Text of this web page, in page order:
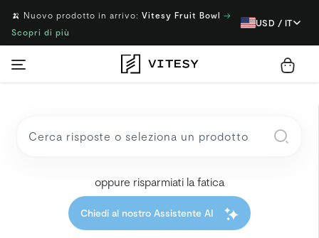
🍌 Nuovo prodotto in arrivo: Vitesy Fruit Bowl →
Scopri di più
USD / IT
oppure risparmiati la fatica
Chiedi al nostro Assistente AI